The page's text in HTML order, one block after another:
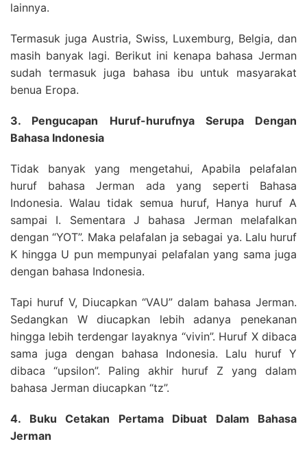
lainnya.
Termasuk juga Austria, Swiss, Luxemburg, Belgia, dan
masih banyak lagi. Berikut ini kenapa bahasa Jerman
sudah termasuk juga bahasa ibu untuk masyarakat
benua Eropa.
3. Pengucapan Huruf-hurufnya Serupa Dengan
Bahasa Indonesia
Tidak banyak yang mengetahui, Apabila pelafalan
huruf bahasa Jerman ada yang seperti Bahasa
Indonesia. Walau tidak semua huruf, Hanya huruf A
sampai I. Sementara J bahasa Jerman melafalkan
dengan “YOT”. Maka pelafalan ja sebagai ya. Lalu huruf
K hingga U pun mempunyai pelafalan yang sama juga
dengan bahasa Indonesia.
Tapi huruf V, Diucapkan “VAU” dalam bahasa Jerman.
Sedangkan W diucapkan lebih adanya penekanan
hingga lebih terdengar layaknya “vivin”. Huruf X dibaca
sama juga dengan bahasa Indonesia. Lalu huruf Y
dibaca “upsilon”. Paling akhir huruf Z yang dalam
bahasa Jerman diucapkan “tz”.
4. Buku Cetakan Pertama Dibuat Dalam Bahasa
Jerman